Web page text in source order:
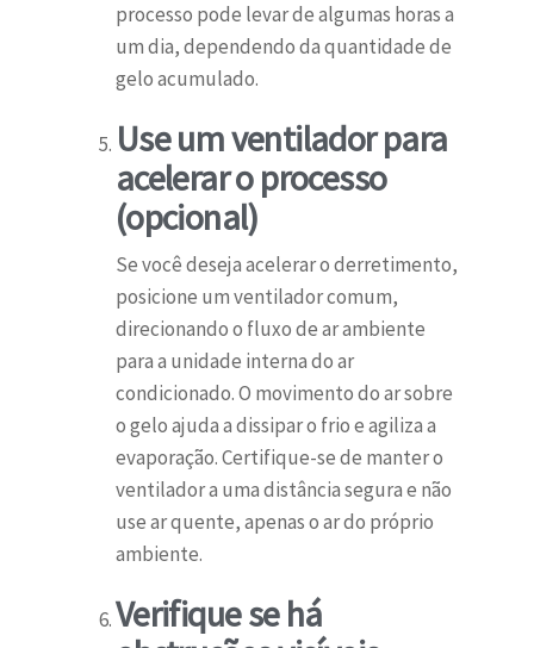
processo pode levar de algumas horas a
um dia, dependendo da quantidade de
gelo acumulado.
Use um ventilador para
acelerar o processo
(opcional)
Se você deseja acelerar o derretimento,
posicione um ventilador comum,
direcionando o fluxo de ar ambiente
para a unidade interna do ar
condicionado. O movimento do ar sobre
o gelo ajuda a dissipar o frio e agiliza a
evaporação. Certifique-se de manter o
ventilador a uma distância segura e não
use ar quente, apenas o ar do próprio
ambiente.
Verifique se há